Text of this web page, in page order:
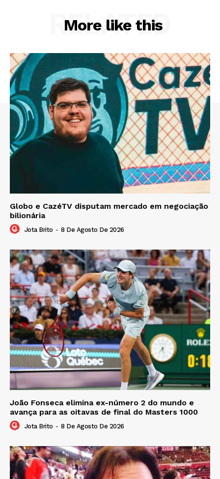
More like this
RELATED
Globo e CazéTV disputam mercado em negociação
bilionária
Jota Brito - 8 De Agosto De 2026
João Fonseca elimina ex-número 2 do mundo e
avança para as oitavas de final do Masters 1000
Jota Brito - 8 De Agosto De 2026